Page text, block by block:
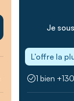
Je
L’offre la
1 bien